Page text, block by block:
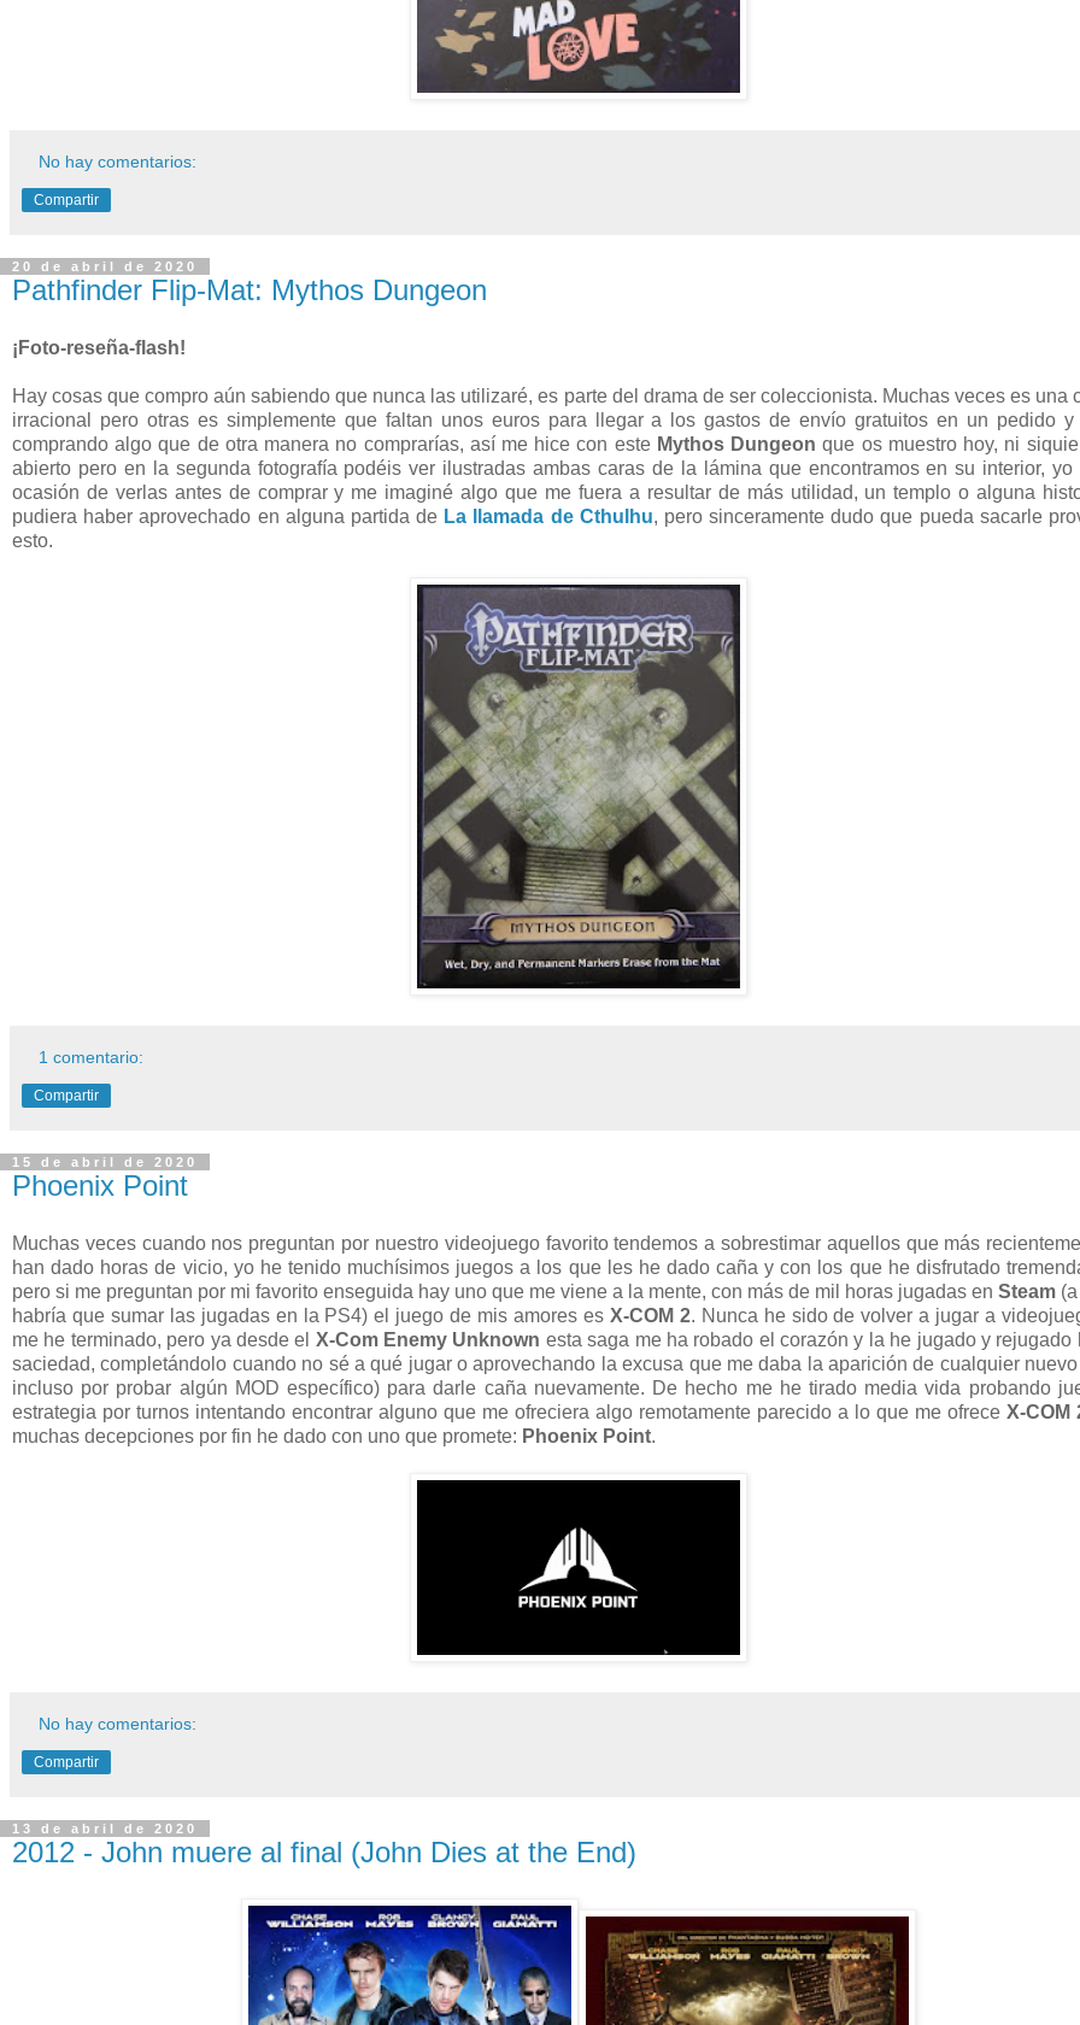
No hay comentarios:
Compartir
20 de abril de 2020
Pathfinder Flip-Mat: Mythos Dungeon
¡Foto-reseña-flash!
Hay cosas que compro aún sabiendo que nunca las utilizaré, es parte del drama de ser coleccionista. Muchas veces es una
irracional pero otras es simplemente que faltan unos euros para llegar a los gastos de envío gratuitos en un pedido y
comprando algo que de otra manera no comprarías, así me hice con este Mythos Dungeon que os muestro hoy, ni
abierto pero en la segunda fotografía podéis ver ilustradas ambas caras de la lámina que encontramos en su interior, yo
ocasión de verlas antes de comprar y me imaginé algo que me fuera a resultar de más utilidad, un templo o alguna
pudiera haber aprovechado en alguna partida de La llamada de Cthulhu, pero sinceramente dudo que pueda sacarle
esto.
1 comentario:
Compartir
15 de abril de 2020
Phoenix Point
Muchas veces cuando nos preguntan por nuestro videojuego favorito tendemos a sobrestimar aquellos que más
han dado horas de vicio, yo he tenido muchísimos juegos a los que les he dado caña y con los que he disfrutado
pero si me preguntan por mi favorito enseguida hay uno que me viene a la mente, con más de mil horas jugadas en Steam
habría que sumar las jugadas en la PS4) el juego de mis amores es X-COM 2. Nunca he sido de volver a jugar a
me he terminado, pero ya desde el X-Com Enemy Unknown esta saga me ha robado el corazón y la he jugado y rejugado
saciedad, completándolo cuando no sé a qué jugar o aprovechando la excusa que me daba la aparición de cualquier
incluso por probar algún MOD específico) para darle caña nuevamente. De hecho me he tirado media vida probando
estrategia por turnos intentando encontrar alguno que me ofreciera algo remotamente parecido a lo que me ofrece X-COM
muchas decepciones por fin he dado con uno que promete: Phoenix Point.
No hay comentarios:
Compartir
13 de abril de 2020
2012 - John muere al final (John Dies at the End)